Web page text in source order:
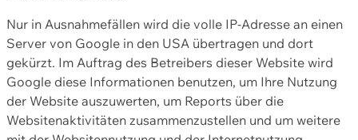
Nur in Ausnahmefällen wird die volle IP-Adresse an einen
Server von Google in den USA übertragen und dort
gekürzt. Im Auftrag des Betreibers dieser Website wird
Google diese Informationen benutzen, um Ihre Nutzung
der Website auszuwerten, um Reports über die
Websitenaktivitäten zusammenzustellen und um weitere